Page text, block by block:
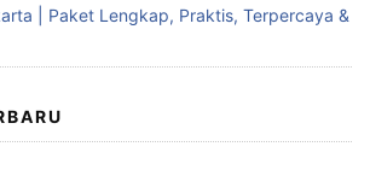
| Paket Lengkap, Praktis, Terpercaya &